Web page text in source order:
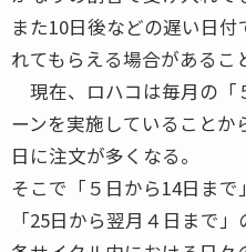
また10日後などの遅い日
れてもらえる場合があるこ
現在、ロハコは毎月の「
ーンを実施していること
日に注文が多くなる。
そこで「５日から14日まで
「25日から翌月４日まで